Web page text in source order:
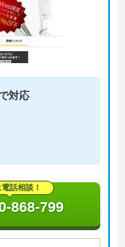
対応
話相談！
868-799